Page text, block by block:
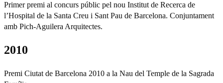
Primer premi al concurs públic pel nou Institut de Recerca de
l’Hospital de la Santa Creu i Sant Pau de Barcelona. Conjuntament
amb Pich-Aguilera Arquitectes.
2010
Premi Ciutat de Barcelona 2010 a la Nau del Temple de la Sagrada